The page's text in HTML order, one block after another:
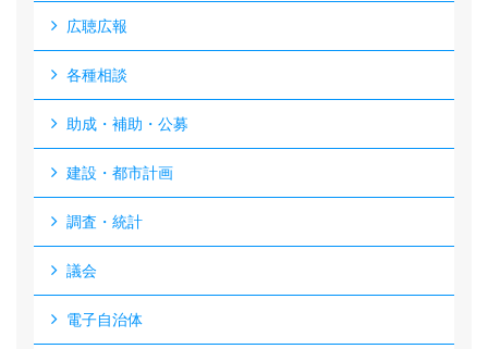
広聴広報
各種相談
助成・補助・公募
建設・都市計画
調査・統計
議会
電子自治体